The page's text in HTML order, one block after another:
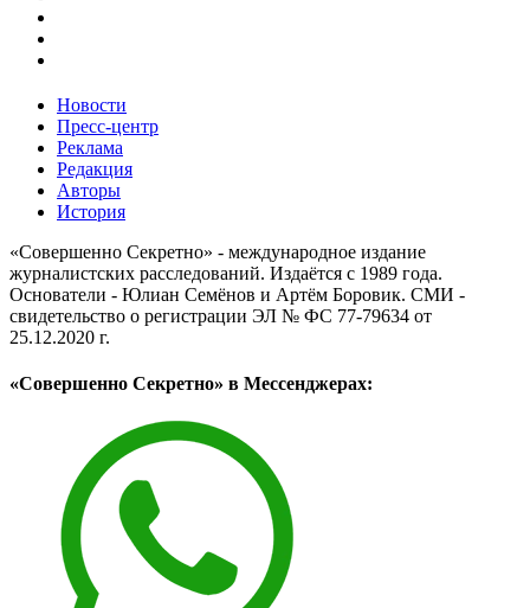
Новости
Пресс-центр
Реклама
Редакция
Авторы
История
«Совершенно Секретно» - международное издание
журналистских расследований. Издаётся с 1989 года.
Основатели - Юлиан Семёнов и Артём Боровик. CМИ -
свидетельство о регистрации ЭЛ № ФС 77-79634 от
25.12.2020 г.
«Совершенно Секретно» в Мессенджерах: